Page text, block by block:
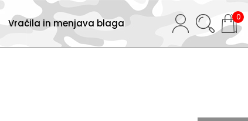
0
Vračila in menjava blaga